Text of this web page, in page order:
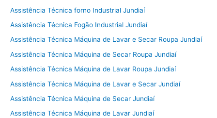
Assistência Técnica forno Industrial Jundiaí
Assistência Técnica Fogão Industrial Jundiaí
Assistência Técnica Máquina de Lavar e Secar Roupa Jundiaí
Assistência Técnica Máquina de Secar Roupa Jundiaí
Assistência Técnica Máquina de Lavar Roupa Jundiaí
Assistência Técnica Máquina de Lavar e Secar Jundiaí
Assistência Técnica Máquina de Secar Jundiaí
Assistência Técnica Máquina de Lavar Jundiaí